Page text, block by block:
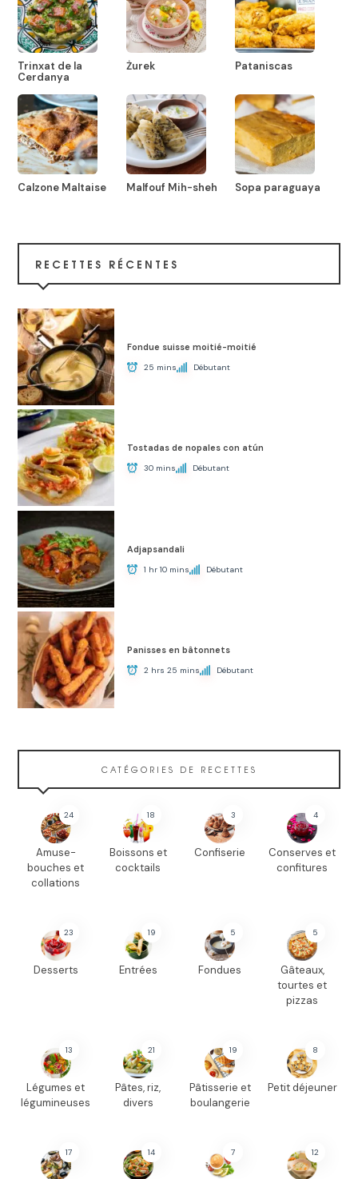
Trinxat de la
Cerdanya
Żurek Pataniscas
Calzone Maltaise Malfouf Mih-sheh Sopa paraguaya
RECETTES RÉCENTES
Fondue suisse moitié-moitié
25 mins Débutant
Tostadas de nopales con atún
30 mins Débutant
Adjapsandali
1 hr 10 mins Débutant
Panisses en bâtonnets
2 hrs 25 mins Débutant
CATÉGORIES DE RECETTES
24
Amuse-
bouches et
collations
18
Boissons et
cocktails
3
Confiserie
4
Conserves et
confitures
23
Desserts
19
Entrées
5
Fondues
5
Gâteaux,
tourtes et
pizzas
13
Légumes et
légumineuses
21
Pâtes, riz,
divers
19
Pâtisserie et
boulangerie
8
Petit déjeuner
17 14 7 12